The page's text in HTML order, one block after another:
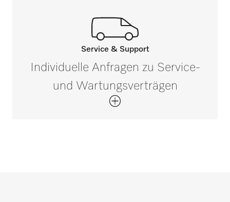
Rufen Sie unsere Experten an.
Wenn Sie Fragen haben oder weitere
Informationen benötigen, kontaktieren Sie
uns bitte unter 0 52 41 22 44 644*
Service & Support
Individuelle Anfragen zu Service-
und Wartungsverträgen